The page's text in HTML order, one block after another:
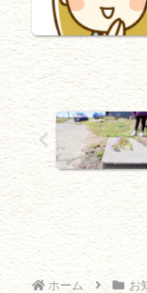
ホーム お